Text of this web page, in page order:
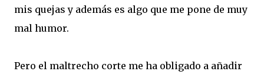
mis quejas y además es algo que me pone de muy
mal humor.
Pero el maltrecho corte me ha obligado a añadir